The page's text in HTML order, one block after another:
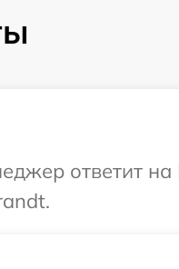
ответит